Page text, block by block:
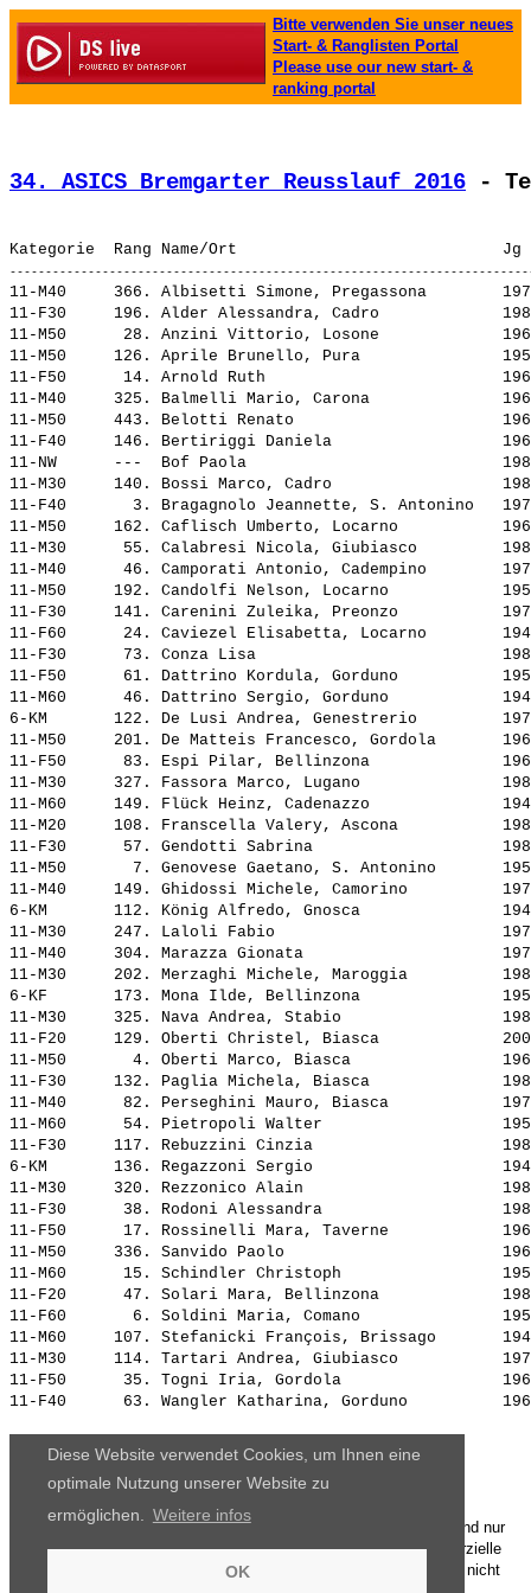
Diese Website verwendet Cookies, um Ihnen eine
optimale Nutzung unserer Website zu
ermöglichen.
Weitere infos
OK
Bitte verwenden Sie unser neues
Start- & Ranglisten Portal
Please use our new start- &
ranking portal
34. ASICS Bremgarter Reusslauf 2016 -
11-M40     366. Albisetti Simone, Pregassona
11-F30     196. Alder Alessandra, Cadro
11-M50      28. Anzini Vittorio, Losone
11-M50     126. Aprile Brunello, Pura
11-F50      14. Arnold Ruth
11-M40     325. Balmelli Mario, Carona
11-M50     443. Belotti Renato
11-F40     146. Bertiriggi Daniela
11-NW      --- Bof Paola
11-M30     140. Bossi Marco, Cadro
11-F40       3. Bragagnolo Jeannette, S. Antonino
11-M50     162. Caflisch Umberto, Locarno
11-M30      55. Calabresi Nicola, Giubiasco
11-M40      46. Camporati Antonio, Cadempino
11-M50     192. Candolfi Nelson, Locarno
11-F30     141. Carenini Zuleika, Preonzo
11-F60      24. Caviezel Elisabetta, Locarno
11-F30      73. Conza Lisa
11-F50      61. Dattrino Kordula, Gorduno
11-M60      46. Dattrino Sergio, Gorduno
6-KM       122. De Lusi Andrea, Genestrerio
11-M50     201. De Matteis Francesco, Gordola
11-F50      83. Espi Pilar, Bellinzona
11-M30     327. Fassora Marco, Lugano
11-M60     149. Flück Heinz, Cadenazzo
11-M20     108. Franscella Valery, Ascona
11-F30      57. Gendotti Sabrina
11-M50       7. Genovese Gaetano, S. Antonino
11-M40     149. Ghidossi Michele, Camorino
6-KM       112. König Alfredo, Gnosca
11-M30     247. Laloli Fabio
11-M40     304. Marazza Gionata
11-M30     202. Merzaghi Michele, Maroggia
6-KF       173. Mona Ilde, Bellinzona
11-M30     325. Nava Andrea, Stabio
11-F20     129. Oberti Christel, Biasca
11-M50       4. Oberti Marco, Biasca
11-F30     132. Paglia Michela, Biasca
11-M40      82. Perseghini Mauro, Biasca
11-M60      54. Pietropoli Walter
11-F30     117. Rebuzzini Cinzia
6-KM       136. Regazzoni Sergio
11-M30     320. Rezzonico Alain
11-F30      38. Rodoni Alessandra
11-F50      17. Rossinelli Mara, Taverne
11-M50     336. Sanvido Paolo
11-M60      15. Schindler Christoph
11-F20      47. Solari Mara, Bellinzona
11-F60       6. Soldini Maria, Comano
11-M60     107. Stefanicki François, Brissago
11-M30     114. Tartari Andrea, Giubiasco
11-F50      35. Togni Iria, Gordola
11-F40      63. Wangler Katharina, Gorduno
Die Ergebnisse, das Bildmaterial und das weitere Datenmaterial sind nur
für den persönlichen Gebrauch zur Verfügung gestellt. Die kommerzielle
Nutzung, Weitergabe ganz oder teilweise und / oder Nachdruck ist nicht